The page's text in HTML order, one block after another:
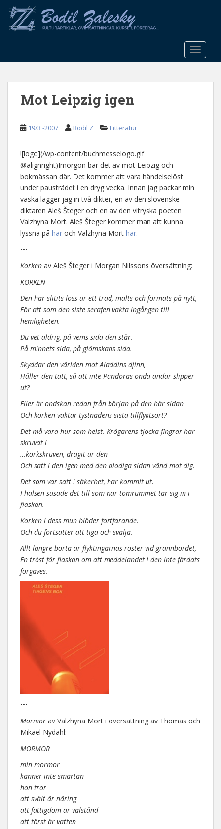
o
Mot Leipzig igen
19/3 -2007 Bodil Z Litteratur
![logo](/wp-content/buchmesselogo.gif
@alignright)Imorgon bär det av mot Leipzig och
bokmässan där. Det kommer att vara händelselöst
under pausträdet i en dryg vecka. Innan jag packar min
väska lägger jag in två dikter, en av den slovenske
diktaren Aleš Šteger och en av den vitryska poeten
Valzhyna Mort. Aleš Šteger kommer man att kunna
lyssna på här och Valzhyna Mort här.
•••
Korken av Aleš Šteger i Morgan Nilssons översättning:
KORKEN
Den har slitits loss ur ett träd, malts och formats på nytt,
För att som den siste serafen vakta ingången till
hemligheten.
Du vet aldrig, på vems sida den står.
På minnets sida, på glömskans sida.
Skyddar den världen mot Aladdins djinn,
Håller den tätt, så att inte Pandoras onda andar slipper
ut?
Eller är ondskan redan från början på den här sidan
Och korken vaktar tystnadens sista tillflyktsort?
Det må vara hur som helst. Krögarens tjocka fingrar har
skruvat i
…korkskruven, dragit ur den
Och satt i den igen med den blodiga sidan vänd mot dig.
Det som var satt i säkerhet, har kommit ut.
I halsen susade det till som när tomrummet tar sig in i
flaskan.
Korken i dess mun blöder fortfarande.
Och du fortsätter att tiga och svälja.
Allt längre borta är flyktingarnas röster vid grannbordet,
En tröst för flaskan om att meddelandet i den inte färdats
förgäves.
•••
Mormor av Valzhyna Mort i översättning av Thomas och
Mikael Nydahl:
MORMOR
min mormor
känner inte smärtan
hon tror
att svält är näring
att fattigdom är välstånd
att törst är vatten